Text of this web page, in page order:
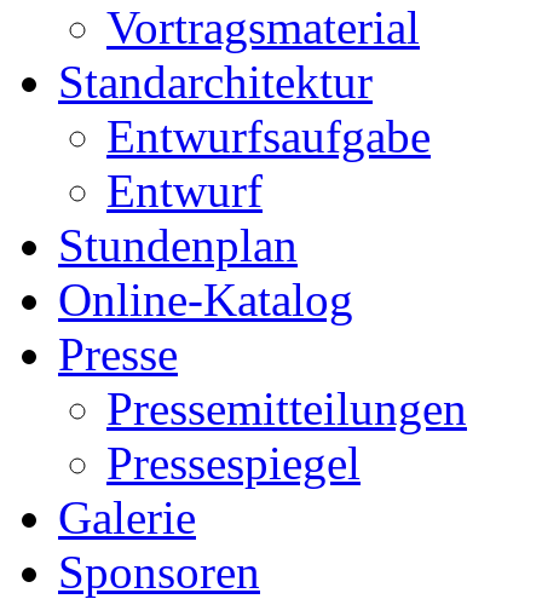
Vortragsmaterial
Standarchitektur
Entwurfsaufgabe
Entwurf
Stundenplan
Online-Katalog
Presse
Pressemitteilungen
Pressespiegel
Galerie
Sponsoren